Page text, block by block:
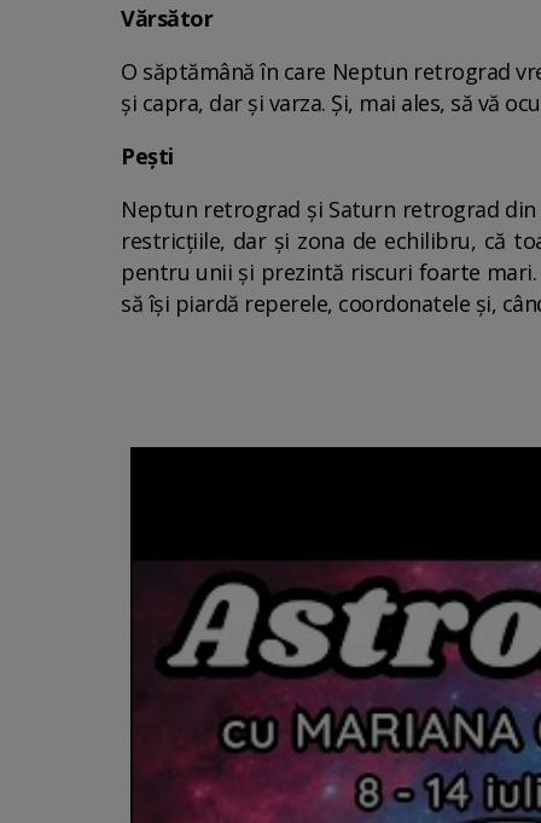
Vărsător
O săptămână în care Neptun retrograd
și capra, dar și varza. Și, mai ales, să vă
Pești
Neptun retrograd și Saturn retrograd
restricțiile, dar și zona de echilibru, că
pentru unii și prezintă riscuri foarte mari.
să își piardă reperele, coordonatele și,